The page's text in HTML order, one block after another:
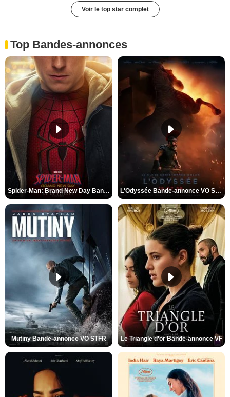
Voir le top star complet
Top Bandes-annonces
Spider-Man: Brand New Day Bande-annonce VO STFR L'Odyssée Bande-annonce VO STFR
Mutiny Bande-annonce VO STFR Le Triangle d'or Bande-annonce VF